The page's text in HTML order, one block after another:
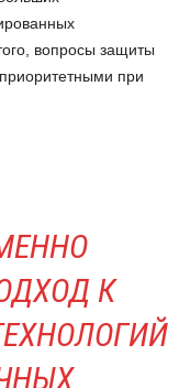
вопросы защиты
при
К